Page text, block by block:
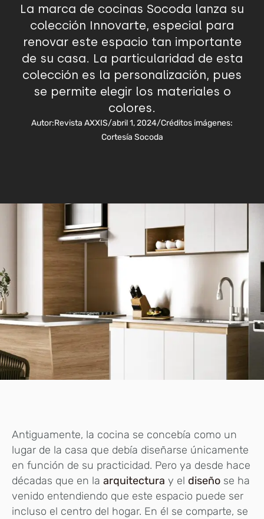
La marca de cocinas Socoda lanza su
colección Innovarte, especial para
renovar este espacio tan importante
de su casa. La particularidad de esta
colección es la personalización, pues
se permite elegir los materiales o
colores.
Autor:Revista AXXIS/abril 1, 2024/Créditos imágenes:
Cortesía Socoda
Antiguamente, la cocina se concebía como un
lugar de la casa que debía diseñarse únicamente
en función de su practicidad. Pero ya desde hace
décadas que en la arquitectura y el diseño se ha
venido entendiendo que este espacio puede ser
incluso el centro del hogar. En él se comparte, se